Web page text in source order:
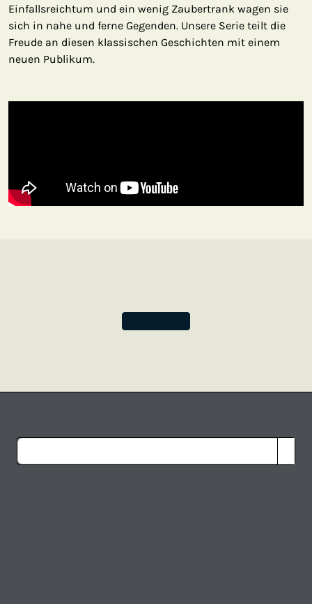
Einfallsreichtum und ein wenig Zaubertrank wagen sie
sich in nahe und ferne Gegenden. Unsere Serie teilt die
Freude an diesen klassischen Geschichten mit einem
neuen Publikum.